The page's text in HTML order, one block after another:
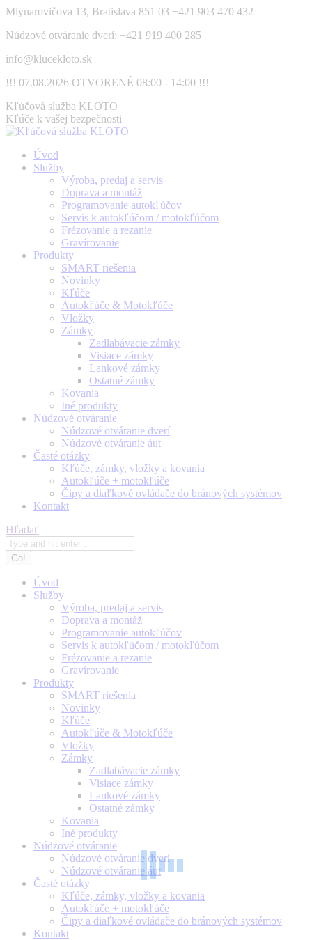
Skip
content
Mlynarovičova 13, Bratislava 851 03 +421 903 470 432
Núdzové otváranie dverí: +421 919 400 285
info@klucekloto.sk
!!! 07.08.2026 OTVORENÉ 08:00 - 14:00 !!!
Facebook
page
opens
new
window
Kľúčová služba KLOTO
Kľúče k vašej bezpečnosti
Úvod
Služby
Výroba, predaj a servis
Doprava a montáž
Programovanie autokľúčov
Servis k autokľúčom / motokľúčom
Frézovanie a rezanie
Gravírovanie
Produkty
SMART riešenia
Novinky
Kľúče
Autokľúče & Motokľúče
Vložky
Zámky
Zadlabávacie zámky
Visiace zámky
Lankové zámky
Ostatné zámky
Kovania
Iné produkty
Núdzové otváranie
Núdzové otváranie dverí
Núdzové otváranie áut
Časté otázky
Kľúče, zámky, vložky a kovania
Autokľúče + motokľúče
Čipy a diaľkové ovládače do bránových systémov
Kontakt
Search:
Hľadať
Úvod
Služby
Výroba, predaj a servis
Doprava a montáž
Programovanie autokľúčov
Servis k autokľúčom / motokľúčom
Frézovanie a rezanie
Gravírovanie
Produkty
SMART riešenia
Novinky
Kľúče
Autokľúče & Motokľúče
Vložky
Zámky
Zadlabávacie zámky
Visiace zámky
Lankové zámky
Ostatné zámky
Kovania
Iné produkty
Núdzové otváranie
Núdzové otváranie dverí
Núdzové otváranie áut
Časté otázky
Kľúče, zámky, vložky a kovania
Autokľúče + motokľúče
Čipy a diaľkové ovládače do bránových systémov
Kontakt